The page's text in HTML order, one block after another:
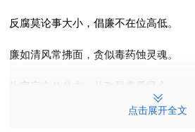
反腐莫论事大小，倡廉不在位高低。
廉如清风常拂面，贪似毒药蚀灵魂。
挡不住今天的诱惑，将失去明天的幸福。
点击展开全文